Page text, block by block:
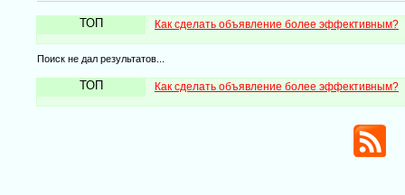
ТОП Как сделать объявление более эффективным?
Поиск не дал результатов...
ТОП Как сделать объявление более эффективным?